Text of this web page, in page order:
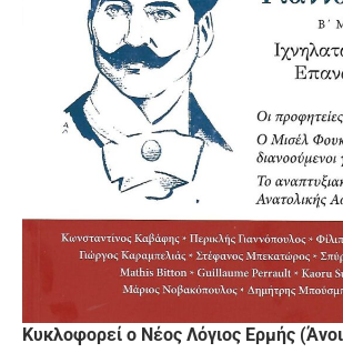
Κυκλοφορεί ο Νέος Λόγιος Ερμής